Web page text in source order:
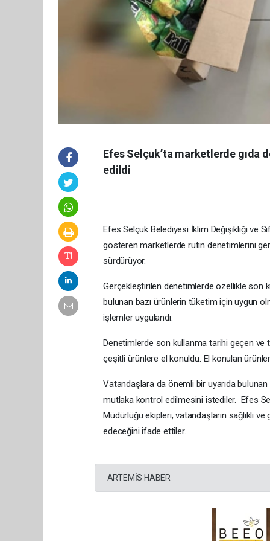
Efes Selçuk’ta marketlerde gıda
edildi
Efes Selçuk Belediyesi İklim Değişikliği ve
gösteren marketlerde rutin denetimlerini
sürdürüyor.
Gerçekleştirilen denetimlerde özellikle son
bulunan bazı ürünlerin tüketim için uygun
işlemler uygulandı.
Denetimlerde son kullanma tarihi geçen ve
çeşitli ürünlere el konuldu. El konulan
Vatandaşlara da önemli bir uyarıda
mutlaka kontrol edilmesini istediler. Efes
Müdürlüğü ekipleri, vatandaşların sağlıklı
edeceğini ifade ettiler.
ARTEMİS HABER